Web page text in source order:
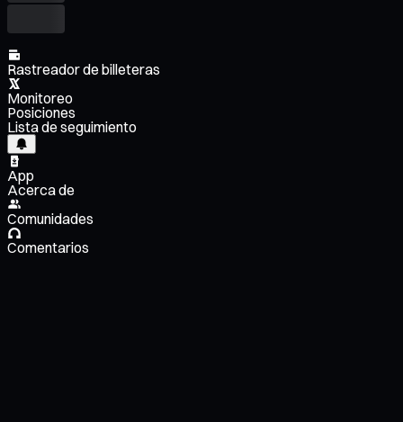
Rastreador de billeteras
Monitoreo
Posiciones
Lista de seguimiento
App
Acerca de
Comunidades
Comentarios